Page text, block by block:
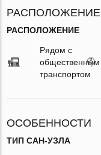
РАСПОЛОЖЕНИЕ
РАСПОЛОЖЕНИЕ
Рядом с
общественным
транспортом
ОСОБЕННОСТИ
ТИП САН-УЗЛА